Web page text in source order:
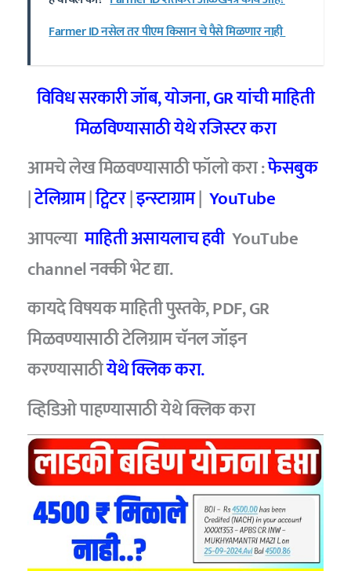
Farmer ID नसेल तर पीएम किसान चे पैसे मिळणार नाही
विविध सरकारी जॉब, योजना, GR यांची माहिती
मिळविण्यासाठी येथे रजिस्टर करा
आमचे लेख मिळवण्यासाठी फॉलो करा :फेसबुक
|टेलिग्राम|ट्विटर|इन्स्टाग्राम| YouTube
आपल्यामाहिती असायलाच हवीYouTube
channel नक्की भेट द्या.
कायदे विषयक माहिती पुस्तके, PDF, GR
मिळवण्यासाठी टेलिग्राम चॅनल जॉइन
करण्यासाठीयेथे क्लिक करा.
व्हिडिओ पाहण्यासाठीयेथे क्लिक करा